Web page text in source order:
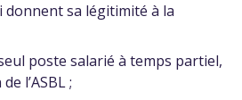
donnent sa légitimité à la
poste salarié à temps partiel,
l’ASBL ;